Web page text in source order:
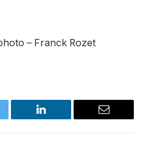
– Franck Rozet
LinkedIn Email